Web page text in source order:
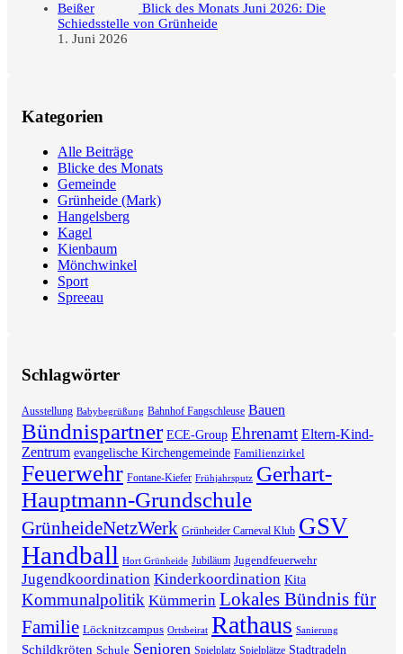
Blick des Monats Juni 2026: Die
Schiedsstelle von Grünheide
1. Juni 2026
Kategorien
Alle Beiträge
Blicke des Monats
Gemeinde
Grünheide (Mark)
Hangelsberg
Kagel
Kienbaum
Mönchwinkel
Sport
Spreeau
Schlagwörter
Ausstellung Babybegrüßung Bahnhof Fangschleuse Bauen
Bündnispartner ECE-Group Ehrenamt Eltern-Kind-
Zentrum evangelische Kirchengemeinde Familienzirkel
Feuerwehr Fontane-Kiefer Frühjahrsputz Gerhart-
Hauptmann-Grundschule
GrünheideNetzWerk Grünheider Carneval Klub GSV
Handball Hort Grünheide Jubiläum Jugendfeuerwehr
Jugendkoordination Kinderkoordination Kita
Kommunalpolitik Kümmerin Lokales Bündnis für
Familie Löcknitzcampus Ortsbeirat Rathaus Sanierung
Schildkröten Schule Senioren Spielplatz Spielplätze Stadtradeln